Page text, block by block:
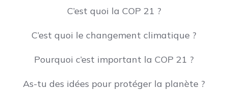
C’est quoi la COP 21 ?
C’est quoi le changement climatique ?
Pourquoi c’est important la COP 21 ?
As-tu des idées pour protéger la planète ?